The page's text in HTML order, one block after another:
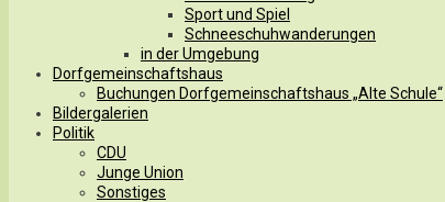
Sport und Spiel
Schneeschuhwanderungen
in der Umgebung
Dorfgemeinschaftshaus
Buchungen Dorfgemeinschaftshaus „Alte Schule“
Bildergalerien
Politik
CDU
Junge Union
Sonstiges